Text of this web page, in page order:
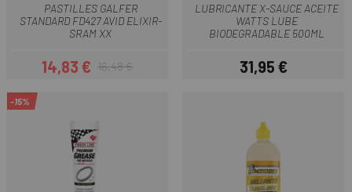
PASTILLES GALFER
STANDARD FD427 AVID ELIXIR-
SRAM XX
Preu
14,83 €Preu regular
16,48 €
LUBRICANTE X-SAUCE ACEITE
WATTS LUBE
BIODEGRADABLE 500ML
Preu
31,95 €
-15%